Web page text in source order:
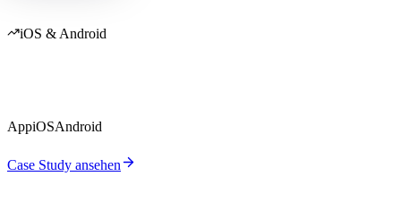
iOS & Android
AppiOSAndroid
Case Study ansehen